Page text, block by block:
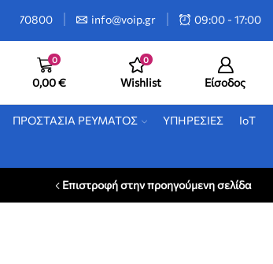
info@voip.gr 09:00 - 17:00
0
0,00€
0
Wishlist Είσοδος
ΠΡΟΣΤΑΣΙΑ ΡΕΥΜΑΤΟΣ ΥΠΗΡΕΣΙΕΣ IoT
Επιστροφή στην προηγούμενη σελίδα